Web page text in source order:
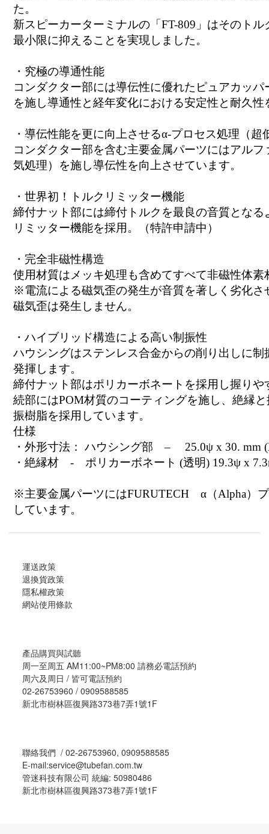
た。
新スピーカーターミナルの「FT-809」はそのト
最小限に抑えることを実現しました。
・究極の導通性能
コンダクター部には導伝性に優れたピュアカッ
を施し導通性と経年変化における安定性と耐久
・導伝性能を更に向上させるα-プロセス処理（
コンダクター部を含む主要金属パーツにはアル
気処理）を施し導伝性を向上させています。
・世界初！トルクリミッター機能
締付ナット部には締付トルクを最良の音質とな
リミッター機能を採用。（特許申請中）
・完全非磁性構造
使用材質はメッキ処理も含めてすべて非磁性体素
※電流による磁気歪の発生が音質を著しく劣化さ
磁気歪は発生しません。
・ハイブリッド構造による高い制振性
ハウシングはステンレス合金からの削り出しに
発揮します。
締付ナット部はポリカーボネートを採用し握り
続部にはPOM材質のコーティングを施し、絶縁
振樹脂を採用しています。
仕様
・外形寸法： ハウシング部 – 25.0ψ x 30. mm
・絶縁材 - ポリカーボネート (透明) 19.3ψ x
※主要金属パーツにはFURUTECH α（Alpha）
しています。
運送政策
退換貨政策
隱私權政策
網站使用條款
產品購買與試聽
周一至周五 AM11:00~PM8:00 請務必電話預約
周六及周日 / 皆可電話預約
02-26753960 / 0909588585
新北市樹林區復興路373巷7弄1號1F
聯絡我們 / 02-26753960, 0909588585
E-mail:service@tubefan.com.tw
管迷科技有限公司 統編: 50980486
新北市樹林區復興路373巷7弄1號1F